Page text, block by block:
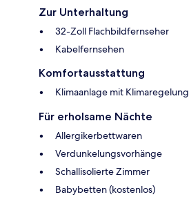
Zur Unterhaltung
32-Zoll Flachbildfernseher
Kabelfernsehen
Komfortausstattung
Klimaanlage mit Klimaregelung
Für erholsame Nächte
Allergikerbettwaren
Verdunkelungsvorhänge
Schallisolierte Zimmer
Babybetten (kostenlos)